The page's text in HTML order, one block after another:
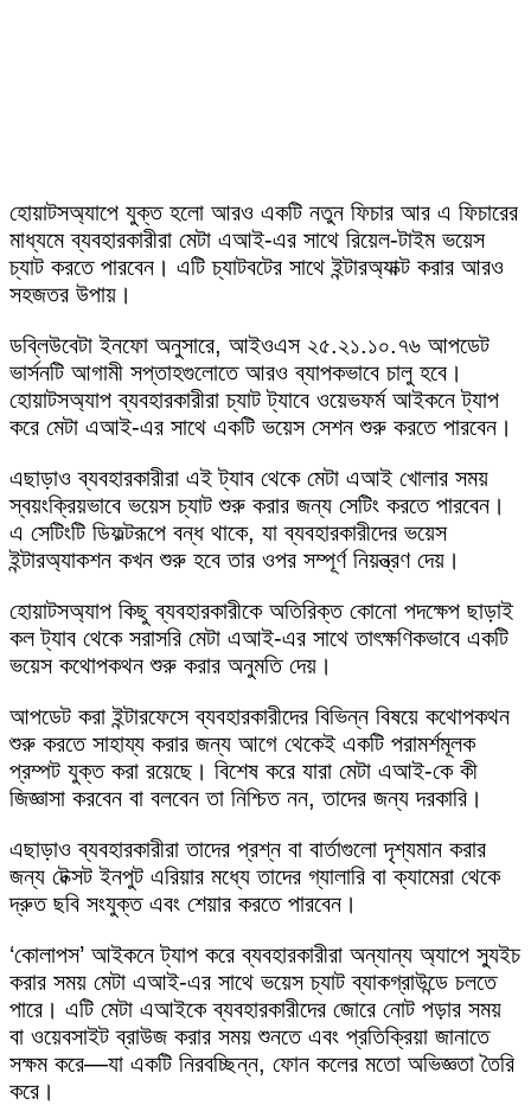
হোয়াটসঅ্যাপে যুক্ত হলো আরও একটি নতুন ফিচার আর এ ফিচারের
মাধ্যমে ব্যবহারকারীরা মেটা এআই-এর সাথে রিয়েল-টাইম ভয়েস
চ্যাট করতে পারবেন। এটি চ্যাটবটের সাথে ইন্টারঅ্যাক্ট করার আরও
সহজতর উপায়।
ডব্লিউবেটা ইনফো অনুসারে, আইওএস ২৫.২১.১০.৭৬ আপডেট
ভার্সনটি আগামী সপ্তাহগুলোতে আরও ব্যাপকভাবে চালু হবে।
হোয়াটসঅ্যাপ ব্যবহারকারীরা চ্যাট ট্যাবে ওয়েভফর্ম আইকনে ট্যাপ
করে মেটা এআই-এর সাথে একটি ভয়েস সেশন শুরু করতে পারবেন।
এছাড়াও ব্যবহারকারীরা এই ট্যাব থেকে মেটা এআই খোলার সময়
স্বয়ংক্রিয়ভাবে ভয়েস চ্যাট শুরু করার জন্য সেটিং করতে পারবেন।
এ সেটিংটি ডিফল্টরূপে বন্ধ থাকে, যা ব্যবহারকারীদের ভয়েস
ইন্টারঅ্যাকশন কখন শুরু হবে তার ওপর সম্পূর্ণ নিয়ন্ত্রণ দেয়।
হোয়াটসঅ্যাপ কিছু ব্যবহারকারীকে অতিরিক্ত কোনো পদক্ষেপ ছাড়াই
কল ট্যাব থেকে সরাসরি মেটা এআই-এর সাথে তাৎক্ষণিকভাবে একটি
ভয়েস কথোপকথন শুরু করার অনুমতি দেয়।
আপডেট করা ইন্টারফেসে ব্যবহারকারীদের বিভিন্ন বিষয়ে কথোপকথন
শুরু করতে সাহায্য করার জন্য আগে থেকেই একটি পরামর্শমূলক
প্রম্পট যুক্ত করা রয়েছে। বিশেষ করে যারা মেটা এআই-কে কী
জিজ্ঞাসা করবেন বা বলবেন তা নিশ্চিত নন, তাদের জন্য দরকারি।
এছাড়াও ব্যবহারকারীরা তাদের প্রশ্ন বা বার্তাগুলো দৃশ্যমান করার
জন্য টেক্সট ইনপুট এরিয়ার মধ্যে তাদের গ্যালারি বা ক্যামেরা থেকে
দ্রুত ছবি সংযুক্ত এবং শেয়ার করতে পারবেন।
‘কোলাপস’ আইকনে ট্যাপ করে ব্যবহারকারীরা অন্যান্য অ্যাপে স্যুইচ
করার সময় মেটা এআই-এর সাথে ভয়েস চ্যাট ব্যাকগ্রাউন্ডে চলতে
পারে। এটি মেটা এআইকে ব্যবহারকারীদের জোরে নোট পড়ার সময়
বা ওয়েবসাইট ব্রাউজ করার সময় শুনতে এবং প্রতিক্রিয়া জানাতে
সক্ষম করে—যা একটি নিরবচ্ছিন্ন, ফোন কলের মতো অভিজ্ঞতা তৈরি
করে।